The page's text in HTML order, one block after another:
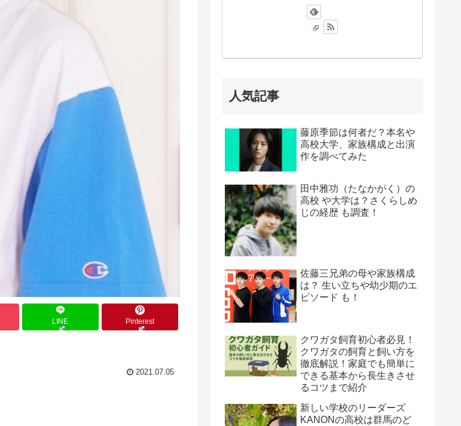
LINE Pinterest
2021.07.05
人気記事
藤原季節は何者だ？本名や
高校大学、家族構成と出演
作を調べてみた
田中雅功（たなかがく）の
高校 や大学は？さくらしめ
じの経歴 も調査！
佐藤三兄弟の母や家族構成
は？ 生い立ちや幼少期のエ
ピソード も！
クワガタ飼育初心者必見！
クワガタの飼育と飼い方を
徹底解説！家庭でも簡単に
できる基本から長生きさせ
るコツまで紹介
新しい学校のリーダーズ
KANONの高校は群馬のど